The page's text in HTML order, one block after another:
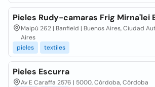
Pieles Rudy-camaras Frig Mirna'lei
Maipú 262 | Banfield | Buenos Aires, Ciudad
Aires
pieles
textiles
Pieles Escurra
Av E Caraffa 2576 | 5000, Córdoba, Córdoba